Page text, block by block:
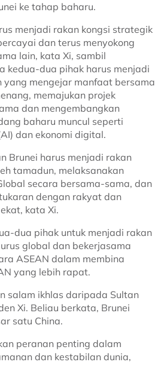
ke tahap baharu.
menjadi rakan kongsi strategik
dan terus menyokong
lain, kata Xi, sambil
kedua-dua pihak harus menjadi
yang mengejar manfaat bersama
memajukan projek
dan mengembangkan
baharu muncul seperti
dan ekonomi digital.
Brunei harus menjadi rakan
tamadun, melaksanakan
secara bersama-sama, dan
dengan rakyat dan
kata Xi.
dua pihak untuk menjadi rakan
global dan bekerjasama
ASEAN dalam membina
yang lebih rapat.
salam ikhlas daripada Sultan
Xi. Beliau berkata, Brunei
satu China.
peranan penting dalam
dan kestabilan dunia,